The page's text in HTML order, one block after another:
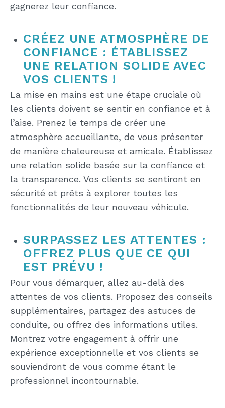
gagnerez leur confiance.
CRÉEZ UNE ATMOSPHÈRE DE
CONFIANCE : ÉTABLISSEZ
UNE RELATION SOLIDE AVEC
VOS CLIENTS !
La mise en mains est une étape cruciale où
les clients doivent se sentir en confiance et à
l’aise. Prenez le temps de créer une
atmosphère accueillante, de vous présenter
de manière chaleureuse et amicale. Établissez
une relation solide basée sur la confiance et
la transparence. Vos clients se sentiront en
sécurité et prêts à explorer toutes les
fonctionnalités de leur nouveau véhicule.
SURPASSEZ LES ATTENTES :
OFFREZ PLUS QUE CE QUI
EST PRÉVU !
Pour vous démarquer, allez au-delà des
attentes de vos clients. Proposez des conseils
supplémentaires, partagez des astuces de
conduite, ou offrez des informations utiles.
Montrez votre engagement à offrir une
expérience exceptionnelle et vos clients se
souviendront de vous comme étant le
professionnel incontournable.